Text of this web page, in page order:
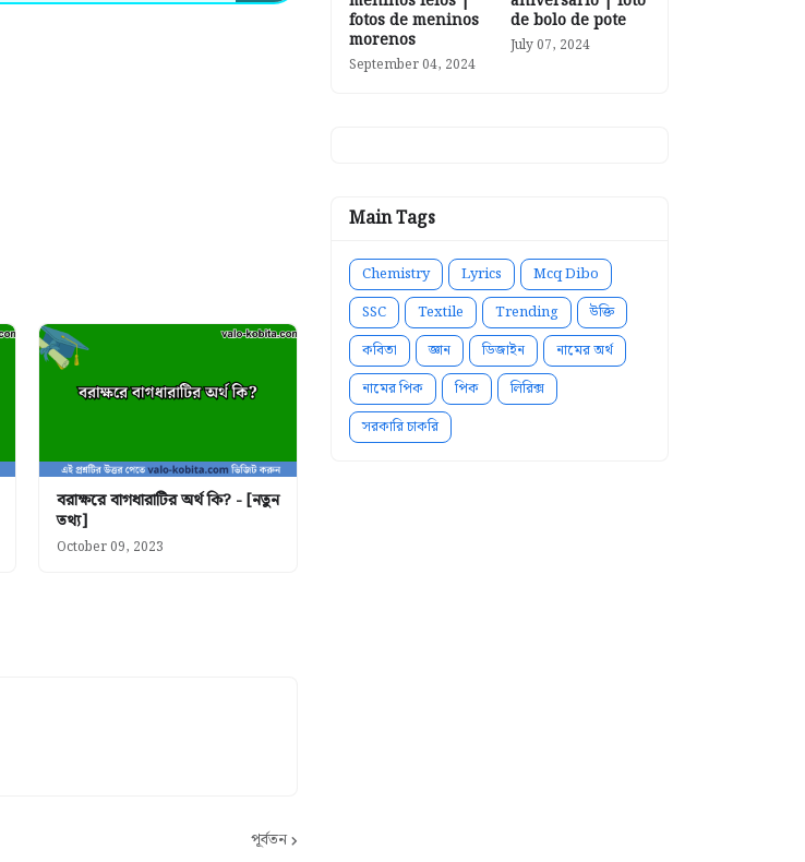
বরাক্ষরে বাগধারাটির অর্থ কি? - [নতুন
তথ্য]
October 09, 2023
পূর্বতন
fotos de meninos
morenos
September 04, 2024
de bolo de pote
July 07, 2024
Main Tags
Chemistry Lyrics
Mcq Dibo
SSC
Textile Trending
উক্তি
কবিতা
জ্ঞান ডিজাইন
নামের অর্থ
নামের পিক
পিক
লিরিক্স
সরকারি চাকরি